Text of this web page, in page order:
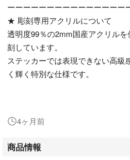
ーーーーーーーーーーーーーーー
★ 彫刻専用アクリルについて
透明度99％の2mm国産アクリル
刻しています。
ステッカーでは表現できない高級
く輝く特別な仕様です。
さらに、ペンライトの下部まで
つことができます。
☆ ノーマルアクリルについて
4ヶ月前
商品情報